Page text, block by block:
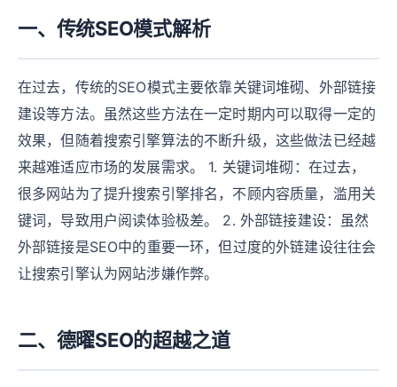
一、传统SEO模式解析
在过去，传统的SEO模式主要依靠关键词堆砌、外部链接
建设等方法。虽然这些方法在一定时期内可以取得一定的
效果，但随着搜索引擎算法的不断升级，这些做法已经越
来越难适应市场的发展需求。 1. 关键词堆砌：在过去，
很多网站为了提升搜索引擎排名，不顾内容质量，滥用关
键词，导致用户阅读体验极差。 2. 外部链接建设：虽然
外部链接是SEO中的重要一环，但过度的外链建设往往会
让搜索引擎认为网站涉嫌作弊。
二、德曜SEO的超越之道